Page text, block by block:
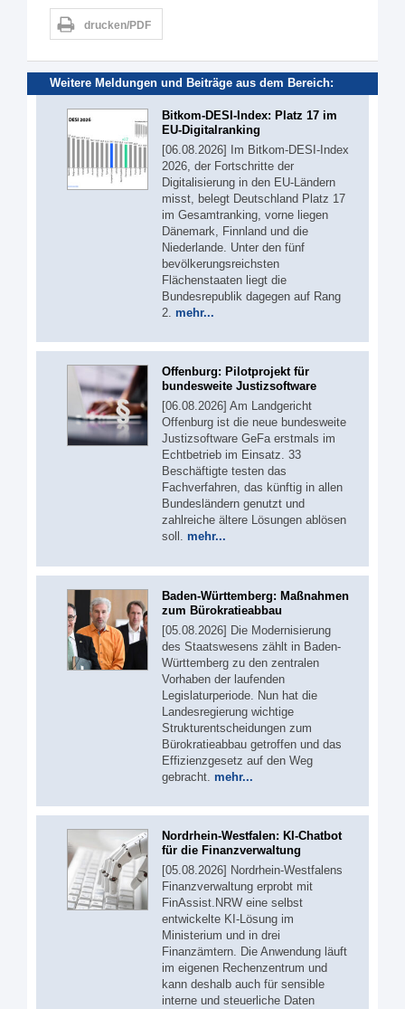
drucken/PDF
Weitere Meldungen und Beiträge aus dem Bereich:
Bitkom-DESI-Index: Platz 17 im
EU-Digitalranking
[06.08.2026] Im Bitkom-DESI-Index
2026, der Fortschritte der
Digitalisierung in den EU-Ländern
misst, belegt Deutschland Platz 17
im Gesamtranking, vorne liegen
Dänemark, Finnland und die
Niederlande. Unter den fünf
bevölkerungsreichsten
Flächenstaaten liegt die
Bundesrepublik dagegen auf Rang
2. mehr...
Offenburg: Pilotprojekt für
bundesweite Justizsoftware
[06.08.2026] Am Landgericht
Offenburg ist die neue bundesweite
Justizsoftware GeFa erstmals im
Echtbetrieb im Einsatz. 33
Beschäftigte testen das
Fachverfahren, das künftig in allen
Bundesländern genutzt und
zahlreiche ältere Lösungen ablösen
soll. mehr...
Baden-Württemberg: Maßnahmen
zum Bürokratieabbau
[05.08.2026] Die Modernisierung
des Staatswesens zählt in Baden-
Württemberg zu den zentralen
Vorhaben der laufenden
Legislaturperiode. Nun hat die
Landesregierung wichtige
Strukturentscheidungen zum
Bürokratieabbau getroffen und das
Effizienzgesetz auf den Weg
gebracht. mehr...
Nordrhein-Westfalen: KI-Chatbot
für die Finanzverwaltung
[05.08.2026] Nordrhein-Westfalens
Finanzverwaltung erprobt mit
FinAssist.NRW eine selbst
entwickelte KI-Lösung im
Ministerium und in drei
Finanzämtern. Die Anwendung läuft
im eigenen Rechenzentrum und
kann deshalb auch für sensible
interne und steuerliche Daten